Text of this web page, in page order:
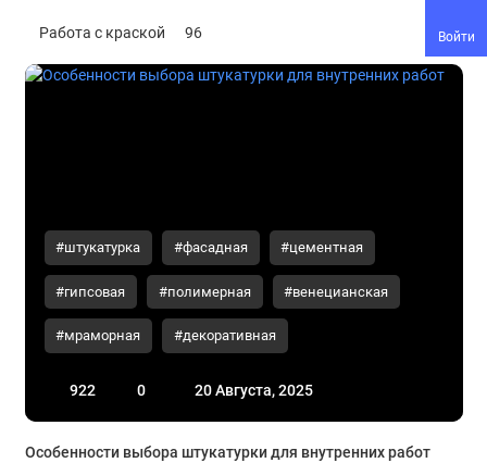
Войти
Работа с краской 96
#штукатурка #фасадная #цементная
#гипсовая #полимерная #венецианская
#мраморная #декоративная
922 0 20 Августа, 2025
Особенности выбора штукатурки для внутренних работ